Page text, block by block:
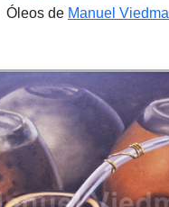
Óleos de Manuel Viedma